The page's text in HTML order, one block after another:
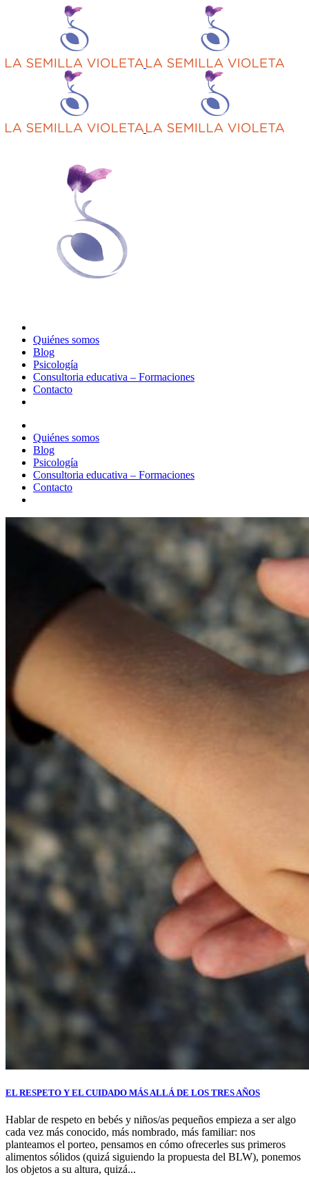
Quiénes somos
Blog
Psicología
Consultoria educativa – Formaciones
Contacto
Quiénes somos
Blog
Psicología
Consultoria educativa – Formaciones
Contacto
EL RESPETO Y EL CUIDADO MÁS ALLÁ DE LOS TRES AÑOS
Hablar de respeto en bebés y niños/as pequeños empieza a ser algo
cada vez más conocido, más nombrado, más familiar: nos
planteamos el porteo, pensamos en cómo ofrecerles sus primeros
alimentos sólidos (quizá siguiendo la propuesta del BLW), ponemos
los objetos a su altura, quizá...